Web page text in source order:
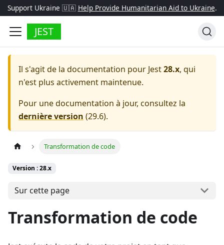
Support Ukraine 🇺🇦 Help Provide Humanitarian Aid to Ukraine.
JEST
Il s'agit de la documentation pour Jest28.x, qui
n'est plus activement maintenue.
Pour une documentation à jour, consultez la
dernière version (29.6).
Transformation de code
Version : 28.x
Sur cette page
Transformation de code